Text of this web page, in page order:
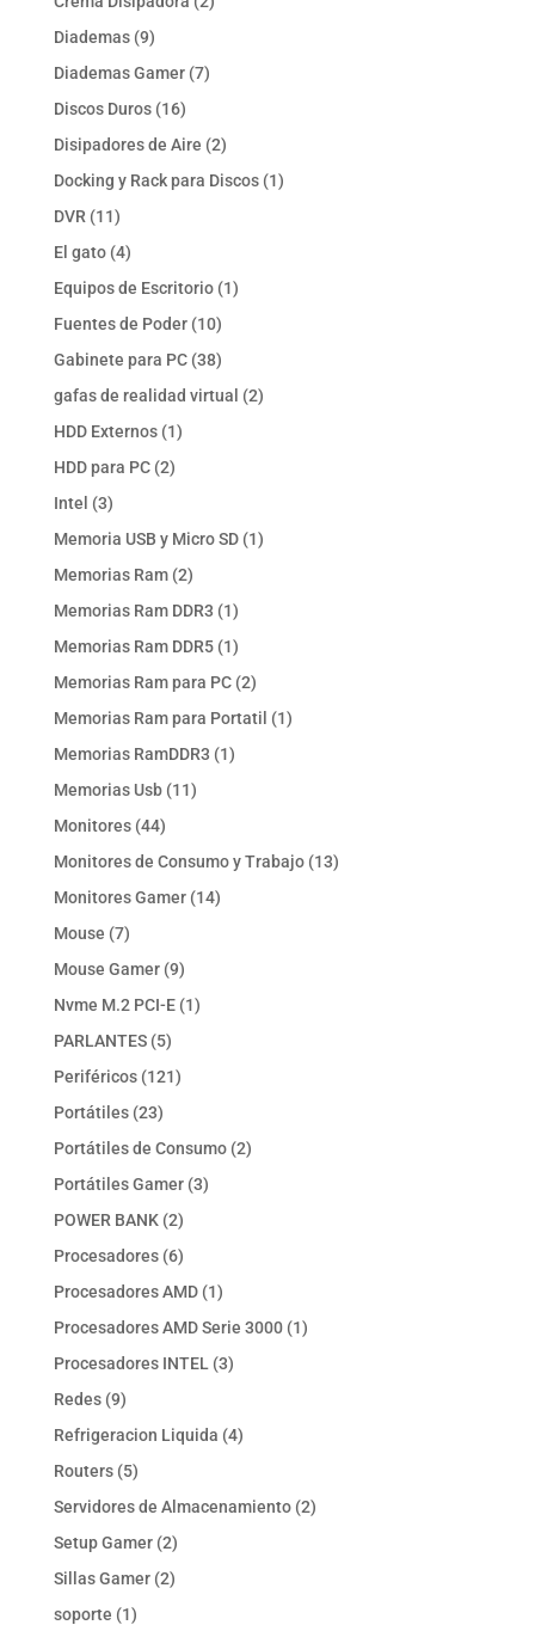
Diademas 99
productos
Diademas Gamer 77
Discos Duros 1616
productos
Disipadores de Aire 22
productos
Docking y Rack para Discos 11
DVR 1111
productos
El gato 44
productos
Equipos de Escritorio 11
Fuentes de Poder 1010
productos
Gabinete para PC 3838
productos
gafas de realidad virtual 22
HDD Externos 11
HDD para PC 22
Intel 33
productos
Memoria USB y Micro SD 11
Memorias Ram 22
productos
Memorias Ram DDR3 11
producto
Memorias Ram DDR5 11
producto
Memorias Ram para PC 22
productos
Memorias Ram para Portatil 11
Memorias RamDDR3 11
Memorias Usb 1111
Monitores 4444
productos
Monitores de Consumo y Trabajo 1313
Monitores Gamer 1414
Mouse 77
productos
Mouse Gamer 99
productos
Nvme M.2 PCI-E 11
PARLANTES 55
productos
Periféricos 121121
Portátiles 2323
productos
Portátiles de Consumo 22
Portátiles Gamer 33
POWER BANK 22
productos
Procesadores 66
productos
Procesadores AMD 11
producto
Procesadores AMD Serie 3000 11
Procesadores INTEL 33
Redes 99
productos
Refrigeracion Liquida 44
Routers 55
productos
Servidores de Almacenamiento 22
Setup Gamer 22
productos
Sillas Gamer 22
soporte 11